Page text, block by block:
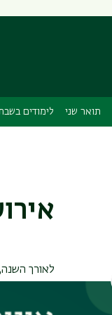
תואר שני לימודים
לאורך השנה,
הרצאות